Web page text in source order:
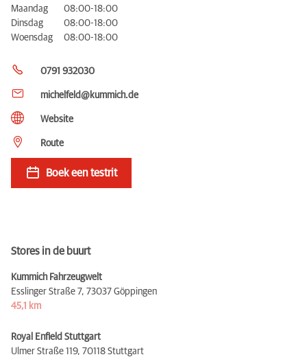
Maandag
08:00-18:00
Dinsdag
08:00-18:00
Woensdag
08:00-18:00
0791 932030
michelfeld@kummich.de
Website
Route
Boek een testrit
Stores in de buurt
Kummich Fahrzeugwelt
Esslinger Straße 7, 73037 Göppingen
45,1 km
Royal Enfield Stuttgart
Ulmer Straße 119, 70118 Stuttgart